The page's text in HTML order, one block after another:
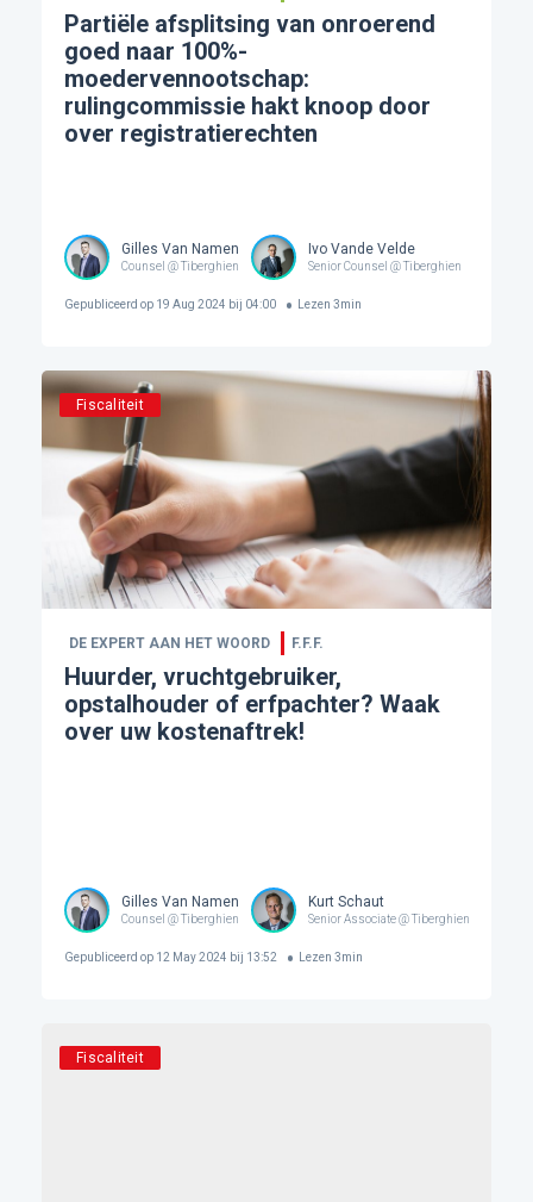
Partiële afsplitsing van onroerend
goed naar 100%-
moedervennootschap:
rulingcommissie hakt knoop door
over registratierechten
Gilles Van Namen
Counsel @ Tiberghien
Ivo Vande Velde
Senior Counsel @ Tiberghien
Gepubliceerd op19 Aug 2024 bij 04:00 Lezen 3min
Fiscaliteit
DE EXPERT AAN HET WOORD F.F.F.
Huurder, vruchtgebruiker,
opstalhouder of erfpachter? Waak
over uw kostenaftrek!
Gilles Van Namen
Counsel @ Tiberghien
Kurt Schaut
Senior Associate @ Tiberghien
Gepubliceerd op12 May 2024 bij 13:52 Lezen 3min
Fiscaliteit